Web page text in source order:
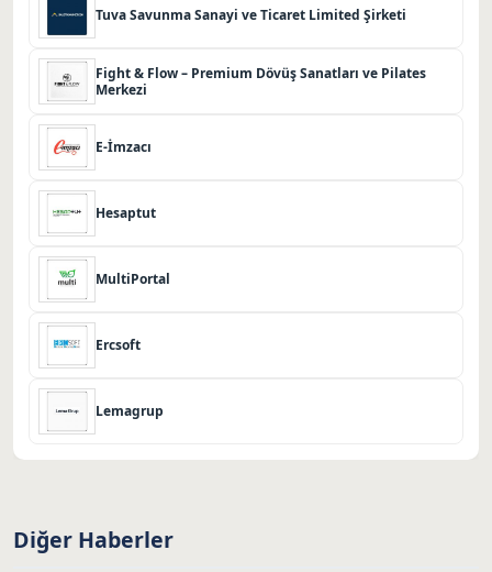
Tuva Savunma Sanayi ve Ticaret Limited Şirketi
Fight & Flow – Premium Dövüş Sanatları ve Pilates
Merkezi
E-İmzacı
Hesaptut
MultiPortal
Ercsoft
Lemagrup
Diğer Haberler